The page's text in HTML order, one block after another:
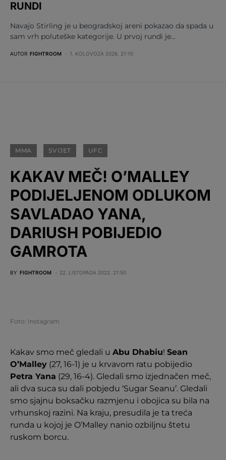
RUNDI
Navajo Stirling je u beogradskoj areni pokazao da spada u
sam vrh poluteške kategorije. U prvoj rundi je…
AUTOR FIGHTROOM 1. KOLOVOZA 2026. 21:10
MMA SVIJET UFC
KAKAV MEČ! O’MALLEY
PODIJELJENOM ODLUKOM
SAVLADAO YANA,
DARIUSH POBIJEDIO
GAMROTA
BY FIGHTROOM 22. LISTOPADA 2022. 21:50
Foto: Instagram
Kakav smo meč gledali u Abu Dhabiu! Sean
O’Malley (27, 16-1) je u krvavom ratu pobijedio
Petra Yana (29, 16-4). Gledali smo izjednačen meč,
ali dva suca su dali pobjedu ‘Sugar Seanu’. Gledali
smo sjajnu boksačku razmjenu i obojica su bila na
vrhunskoj razini. Na kraju, presudila je ta treća
runda u kojoj je O’Malley nanio ozbiljnu štetu
ruskom borcu.